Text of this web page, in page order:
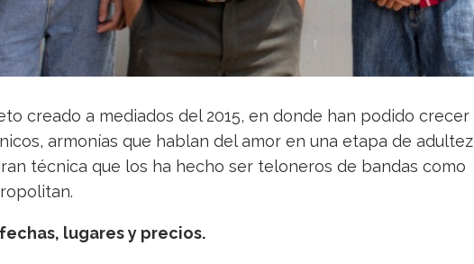
creado a mediados del 2015, en donde han podido crecer
armonías que hablan del amor en una etapa de adultez
técnica que los ha hecho ser teloneros de bandas como
lugares y precios.